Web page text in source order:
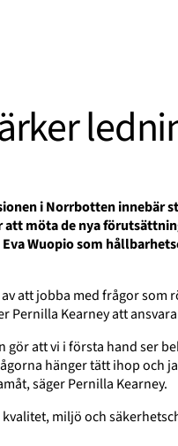
i Norrbotten innebär
att möta de nya
Wuopio som hå
att jobba med frågor
Pernilla Kearney att
gör att vi i första hand ser
hänger tätt ihop och
säger Pernilla Kearney.
miljö och